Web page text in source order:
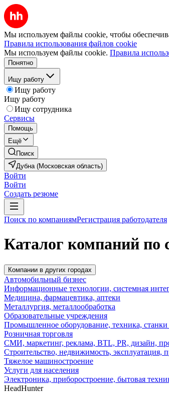
Мы используем файлы cookie, чтобы
Правила использования файлов cookie
Мы используем файлы cookie. Правила
Понятно
Ищу работу
Ищу работу
Ищу работу
Ищу сотрудника
Сервисы
Помощь
Ещё
Поиск
Дубна (Московская область)
Войти
Войти
Создать резюме
Поиск по компаниямРегистрация работодателя
Каталог компаний по
Компании в других городах
Автомобильный бизнес
Информационные технологии, системная
Медицина, фармацевтика, аптеки
Металлургия, металлообработка
Образовательные учреждения
Промышленное оборудование, техника,
Розничная торговля
СМИ, маркетинг, реклама, BTL, PR, дизайн,
Строительство, недвижимость, эксплуатация,
Тяжелое машиностроение
Услуги для населения
Электроника, приборостроение, бытовая
HeadHunter